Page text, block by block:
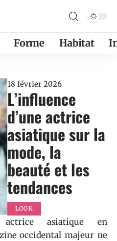
Forme Habitat
18 février 2026
L’influence
d’une actrice
asiatique sur la
mode, la
beauté et les
tendances
LOOK
actrice asiatique en
occidental majeur ne